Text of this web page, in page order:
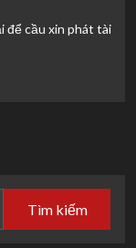
để cầu xin phát tài
Tìm kiếm